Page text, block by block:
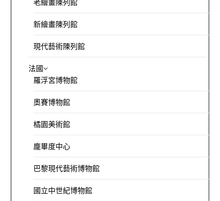
老繪畫陳列館
新繪畫陳列館
現代藝術陳列館
法國
羅浮宮博物館
奧賽博物館
橘園美術館
龐畢度中心
巴黎現代藝術博物館
國立中世紀博物館